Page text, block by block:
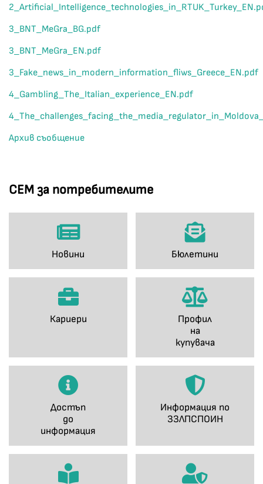
СЕМ за потребителите
Новини Бюлетини
Кариери
Профил
на
купувача
Достъп
до
информация
Информация по
ЗЗЛПСПОИН
3_BNT_MeGra_BG.pdf
3_BNT_MeGra_EN.pdf
3_Fake_news_in_modern_information_fliws_Greece_EN.pdf
4_Gambling_The_Italian_experience_EN.pdf
Архив съобщение